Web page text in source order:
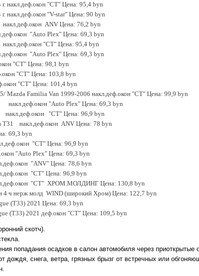
накл.деф.окон "CT" Цена: 95,4 byn
накл.деф.окон "V-star" Цена: 90 byn
ANV Цена: 76,2 byn
"Auto Plex" Цена: 69,3 byn
"CT" Цена: 95,4 byn
"Auto Plex" Цена: 69,3 byn
"CT" Цена: 98,1 byn
"CT" Цена: 103,8 byn
"CT" Цена: 101,4 byn
Mazda Familia Van 1999-2006 накл.деф.окон "CT" Цена: 99,9 byn
накл.деф.окон "Auto Plex" Цена: 69,3 byn
накл.деф.окон "CT" Цена: 96,9 byn
Т31 накл.деф.окон ANV Цена: 78 byn
69,3 byn
"CT" Цена: 96,9 byn
"Auto Plex" Цена: 69,3 byn
"ANV" Цена: 78,6 byn
"CT" Цена: 96,9 byn
"CT" ХРОМ.МОЛДИНГ Цена: 130,8 byn
4 ч нерж молд WIND (широкий Хром) Цена: 122,7 byn
(T33) 2021 Цена: 69,3 byn
(T33) 2021 деф.окон "CT" Цена: 109,5 byn
скотч).
.
попадания осадков в салон автомобиля через приоткрытые
дождя, снега, ветра, грязных брызг от встречных или
.